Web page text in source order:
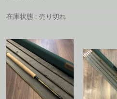
在庫状態 : 売り切れ